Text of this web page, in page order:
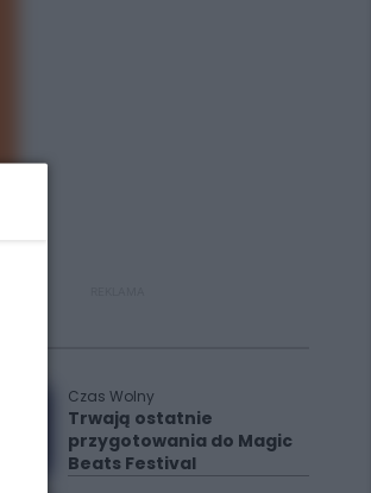
Czas Wolny
Trwają ostatnie
przygotowania do Magic
Beats Festival